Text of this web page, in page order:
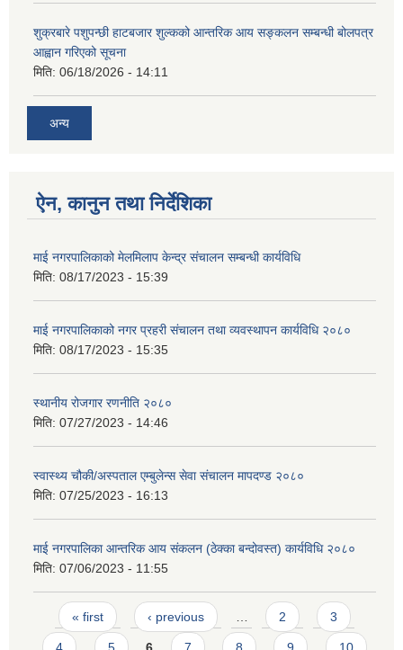
शुक्रबारे पशुपन्छी हाटबजार शुल्कको आन्तरिक आय सङ्कलन सम्बन्धी बोलपत्र
आह्वान गरिएको सूचना
मिति: 06/18/2026 - 14:11
अन्य
ऐन, कानुन तथा निर्देशिका
माई नगरपालिकाको मेलमिलाप केन्द्र संचालन सम्बन्धी कार्यविधि
मिति: 08/17/2023 - 15:39
माई नगरपालिकाको नगर प्रहरी संचालन तथा व्यवस्थापन कार्यविधि २०८०
मिति: 08/17/2023 - 15:35
स्थानीय रोजगार रणनीति २०८०
मिति: 07/27/2023 - 14:46
स्वास्थ्य चौकी/अस्पताल एम्बुलेन्स सेवा संचालन मापदण्ड २०८०
मिति: 07/25/2023 - 16:13
माई नगरपालिका आन्तरिक आय संकलन (ठेक्का बन्दोवस्त) कार्यविधि २०८०
मिति: 07/06/2023 - 11:55
Pages
« first ‹ previous … 2 3